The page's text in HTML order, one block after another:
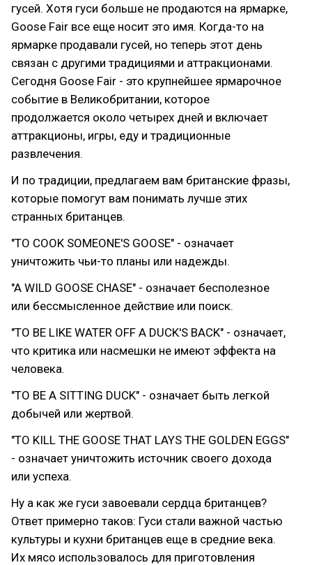
гусей. Хотя гуси больше не продаются на ярмарке,
Goose Fair все еще носит это имя. Когда-то на
ярмарке продавали гусей, но теперь этот день
связан с другими традициями и аттракционами.
Сегодня Goose Fair - это крупнейшее ярмарочное
событие в Великобритании, которое
продолжается около четырех дней и включает
аттракционы, игры, еду и традиционные
развлечения.
И по традиции, предлагаем вам британские фразы,
которые помогут вам понимать лучше этих
странных британцев.
"TO COOK SOMEONE'S GOOSE" - означает
уничтожить чьи-то планы или надежды.
"A WILD GOOSE CHASE" - означает бесполезное
или бессмысленное действие или поиск.
"TO BE LIKE WATER OFF A DUCK'S BACK" - означает,
что критика или насмешки не имеют эффекта на
человека.
"TO BE A SITTING DUCK" - означает быть легкой
добычей или жертвой.
"TO KILL THE GOOSE THAT LAYS THE GOLDEN EGGS"
- означает уничтожить источник своего дохода
или успеха.
Ну а как же гуси завоевали сердца британцев?
Ответ примерно таков: Гуси стали важной частью
культуры и кухни британцев еще в средние века.
Их мясо использовалось для приготовления